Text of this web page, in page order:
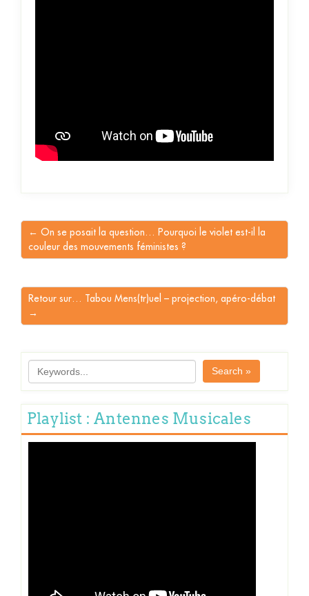
← On se posait la question… Pourquoi le violet est-il la
couleur des mouvements féministes ?
Retour sur… Tabou Mens(tr)uel – projection, apéro-débat
→
Search »
Playlist : Antennes Musicales